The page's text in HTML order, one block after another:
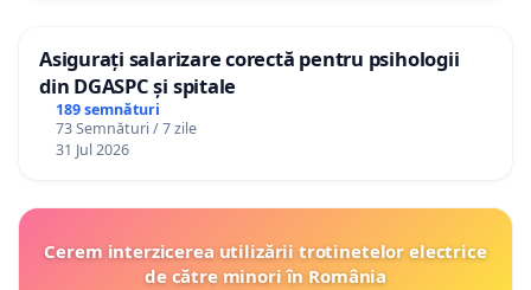
Asigurați salarizare corectă pentru psihologii
din DGASPC și spitale
189 semnături
73 Semnături / 7 zile
31 Jul 2026
Cerem interzicerea utilizării trotinetelor electrice
de către minori în România